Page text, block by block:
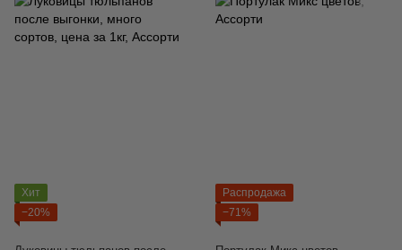
Хит
−20%
Распродажа
−71%